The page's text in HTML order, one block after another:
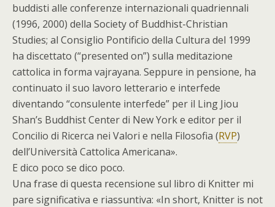
buddisti alle conferenze internazionali quadriennali
(1996, 2000) della Society of Buddhist-Christian
Studies; al Consiglio Pontificio della Cultura del 1999
ha discettato (“presented on”) sulla meditazione
cattolica in forma vajrayana. Seppure in pensione, ha
continuato il suo lavoro letterario e interfede
diventando “consulente interfede” per il Ling Jiou
Shan’s Buddhist Center di New York e editor per il
Concilio di Ricerca nei Valori e nella Filosofia (RVP)
dell’Università Cattolica Americana».
E dico poco se dico poco.
Una frase di questa recensione sul libro di Knitter mi
pare significativa e riassuntiva: «In short, Knitter is not